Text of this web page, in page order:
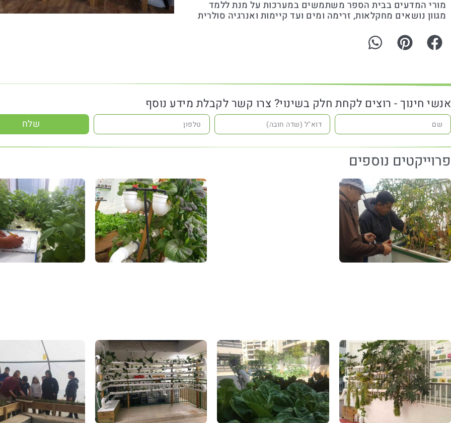
מורי המדעים בבית הספר משתמשים במערכות על מנת ללמד
מגוון נושאים מחקלאות, זרימה ומים ועד קיימות ואנרגיה סולרית
אנשי חינוך - רוצים לקחת חלק בשינוי? צרו קשר לקבלת מידע נוסף
שלח
פרוייקטים נוספים